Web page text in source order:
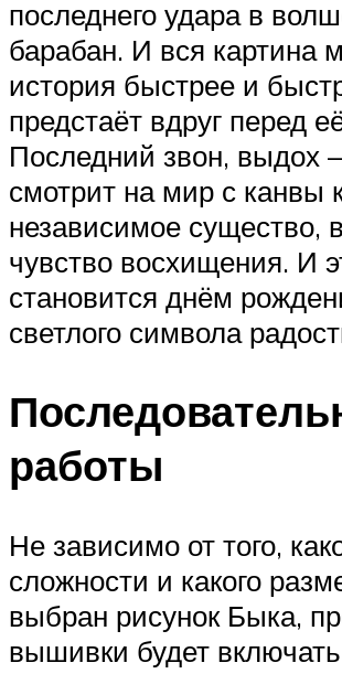
последнего удара в
барабан. И вся картина
история быстрее и
предстаёт вдруг перед
Последний звон, выдох
смотрит на мир с канвы
независимое существо,
чувство восхищения. И
становится днём
светлого символа
работы
Не зависимо от того,
сложности и какого
выбран рисунок Быка,
вышивки будет